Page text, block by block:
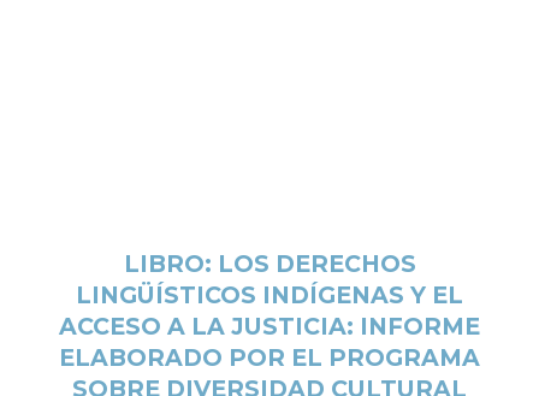
LIBRO: LOS DERECHOS
LINGÜÍSTICOS INDÍGENAS Y EL
ACCESO A LA JUSTICIA: INFORME
ELABORADO POR EL PROGRAMA
SOBRE DIVERSIDAD CULTURAL